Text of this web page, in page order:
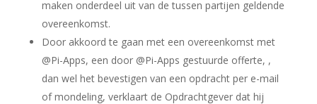
maken onderdeel uit van de tussen partijen geldende
overeenkomst.
Door akkoord te gaan met een overeenkomst met
@Pi-Apps, een door @Pi-Apps gestuurde offerte, ,
dan wel het bevestigen van een opdracht per e-mail
of mondeling, verklaart de Opdrachtgever dat hij